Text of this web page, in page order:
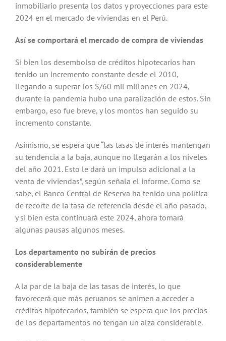
inmobiliario presenta los datos y proyecciones para este
2024 en el mercado de viviendas en el Perú.
Así se comportará el mercado de compra de viviendas
Si bien los desembolso de créditos hipotecarios han
tenido un incremento constante desde el 2010,
llegando a superar los S/60 mil millones en 2024,
durante la pandemia hubo una paralización de estos. Sin
embargo, eso fue breve, y los montos han seguido su
incremento constante.
Asimismo, se espera que “las tasas de interés mantengan
su tendencia a la baja, aunque no llegarán a los niveles
del año 2021. Esto le dará un impulso adicional a la
venta de viviendas”, según señala el informe. Como se
sabe, el Banco Central de Reserva ha tenido una política
de recorte de la tasa de referencia desde el año pasado,
y si bien esta continuará este 2024, ahora tomará
algunas pausas algunos meses.
Los departamento no subirán de precios
considerablemente
A la par de la baja de las tasas de interés, lo que
favorecerá que más peruanos se animen a acceder a
créditos hipotecarios, también se espera que los precios
de los departamentos no tengan un alza considerable.